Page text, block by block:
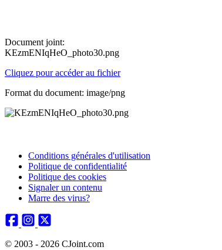
Document joint:
KEzmENIqHeO_photo30.png
Cliquez pour accéder au fichier
Format du document: image/png
Conditions générales d'utilisation
Politique de confidentialité
Politique des cookies
Signaler un contenu
Marre des virus?
© 2003 - 2026 CJoint.com